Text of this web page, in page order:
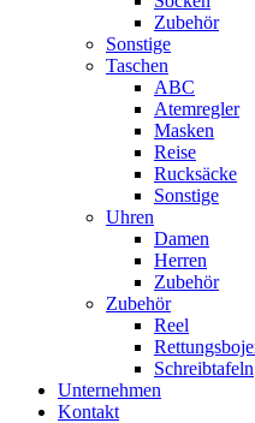
Zubehör
Sonstige
Taschen
ABC
Atemregler
Masken
Reise
Rucksäcke
Sonstige
Uhren
Damen
Herren
Zubehör
Zubehör
Reel
Schreibtafeln
Unternehmen
Kontakt